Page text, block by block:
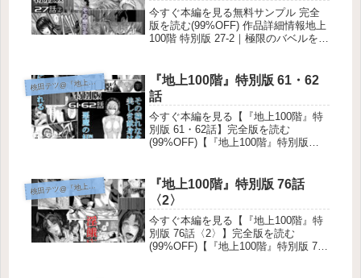
今すぐ本編を見る無料サンプル 完全
版を読む(99%OFF) 作品詳細情報地上
100階 特別版 27-2｜極限のバベルを暴
100階』特別版 27話-2、ついに解禁だ
ぜ！「運...
桃田テツ@『地上100階』
『地上100階』特別版 61・62
話
今すぐ本編を見る【『地上100階』特
別版 61・62話】完全版を読む
(99%OFF)【『地上100階』特別版
バイバル！ 地獄の塔「バベルダンジ
ョン」へようこ...
桃田テツ@『地上100階』
『地上100階』特別版 76話
〈2〉
今すぐ本編を見る【『地上100階』特
別版 76話〈2〉】完全版を読む
(99%OFF)【『地上100階』特別版 76